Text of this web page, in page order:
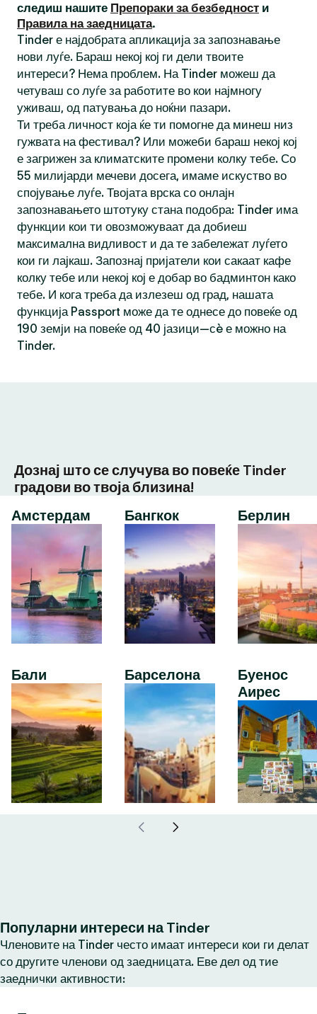
следиш нашите Препораки за безбедност и
Правила на заедницата.
Tinder е најдобрата апликација за запознавање
нови луѓе. Бараш некој кој ги дели твоите
интереси? Нема проблем. На Tinder можеш да
четуваш со луѓе за работите во кои најмногу
уживаш, од патувања до ноќни пазари.
Ти треба личност која ќе ти помогне да минеш низ
гужвата на фестивал? Или можеби бараш некој кој
е загрижен за климатските промени колку тебе. Со
55 милијарди мечеви досега, имаме искуство во
спојување луѓе. Твојата врска со онлајн
запознавањето штотуку стана подобра: Tinder има
функции кои ти овозможуваат да добиеш
максимална видливост и да те забележат луѓето
кои ги лајкаш. Запознај пријатели кои сакаат кафе
колку тебе или некој кој е добар во бадминтон како
тебе. И кога треба да излезеш од град, нашата
функција Passport може да те однесе до повеќе од
190 земји на повеќе од 40 јазици—сè е можно на
Tinder.
Дознај што се случува во повеќе Tinder
градови во твоја близина!
Амстердам
Бали
Бангкок
Барселона
Берлин
Буенос
Аирес
Популарни интереси на Tinder
Членовите на Tinder често имаат интереси кои ги делат
со другите членови од заедницата. Еве дел од тие
заеднички активности: